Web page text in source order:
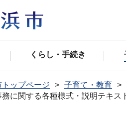
くらし・手続き
トップページ 子育て・教育
に関する各種様式・説明テキス